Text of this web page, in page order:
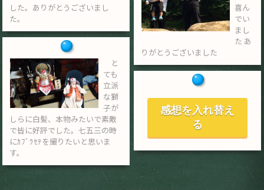
した。ありがとうございまし
た。
喜ん
でい
まし
た あ
りがとうございました
と
ても
立派
な獅
子が
しらに白髪、本物みたいで素敵
で皆に好評でした。七五三の時
にｶﾌﾞﾗｾﾃを撮りたいと思いま
す。
感想を入れ替え
る